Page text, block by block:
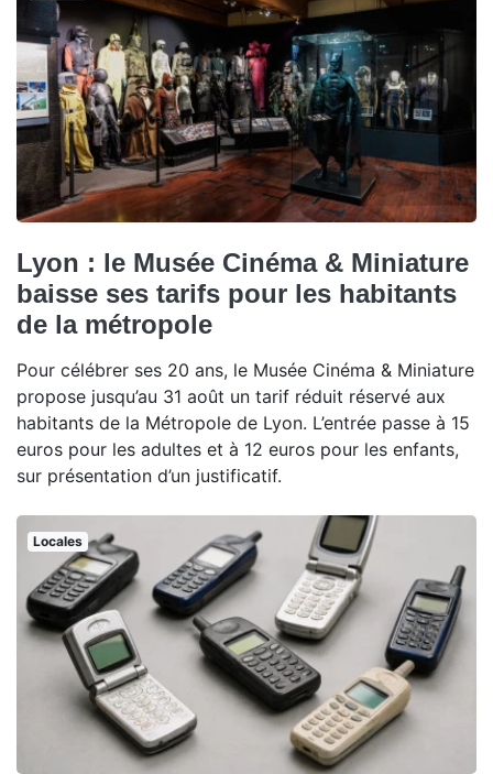
Lyon : le Musée Cinéma & Miniature
baisse ses tarifs pour les habitants
de la métropole
Pour célébrer ses 20 ans, le Musée Cinéma & Miniature
propose jusqu’au 31 août un tarif réduit réservé aux
habitants de la Métropole de Lyon. L’entrée passe à 15
euros pour les adultes et à 12 euros pour les enfants,
sur présentation d’un justificatif.
Locales